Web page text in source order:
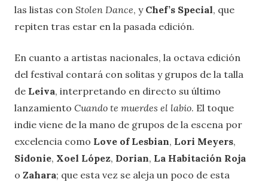
las listas con Stolen Dance, y Chef’s Special, que
repiten tras estar en la pasada edición.
En cuanto a artistas nacionales, la octava edición
del festival contará con solitas y grupos de la talla
de Leiva, interpretando en directo su último
lanzamiento Cuando te muerdes el labio. El toque
indie viene de la mano de grupos de la escena por
excelencia como Love of Lesbian, Lori Meyers,
Sidonie, Xoel López, Dorian, La Habitación Roja
o Zahara; que esta vez se aleja un poco de esta